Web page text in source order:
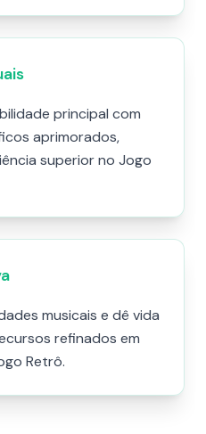
principal com
aprimorados,
superior no Jogo
musicais e dê vida
refinados em
Retrô.